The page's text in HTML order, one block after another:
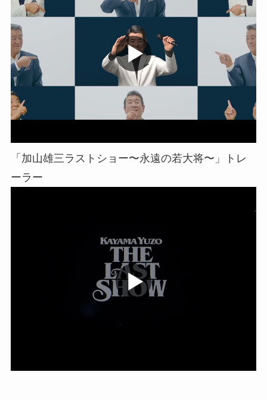
「加山雄三ラストショー〜永遠の若大将〜」トレ
ーラー